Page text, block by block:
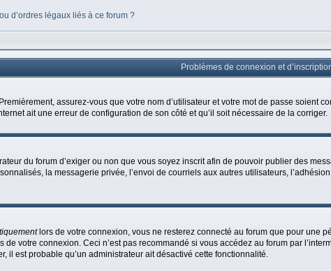
d’ordres légaux liés à ce forum ?
Problèmes de connexion et
assurez-vous que votre nom d’utilisateur et votre mot de passe soient
ait une erreur de configuration de son côté et qu’il soit nécessaire de la corriger.
du forum d’exiger ou non que vous soyez inscrit afin de pouvoir publier des
la messagerie privée, l’envoi de courriels aux autres utilisateurs,
lors de votre connexion, vous ne resterez connecté au forum que pour une
votre connexion. Ceci n’est pas recommandé si vous accédez au forum par
il est probable qu’un administrateur ait désactivé cette fonctionnalité.